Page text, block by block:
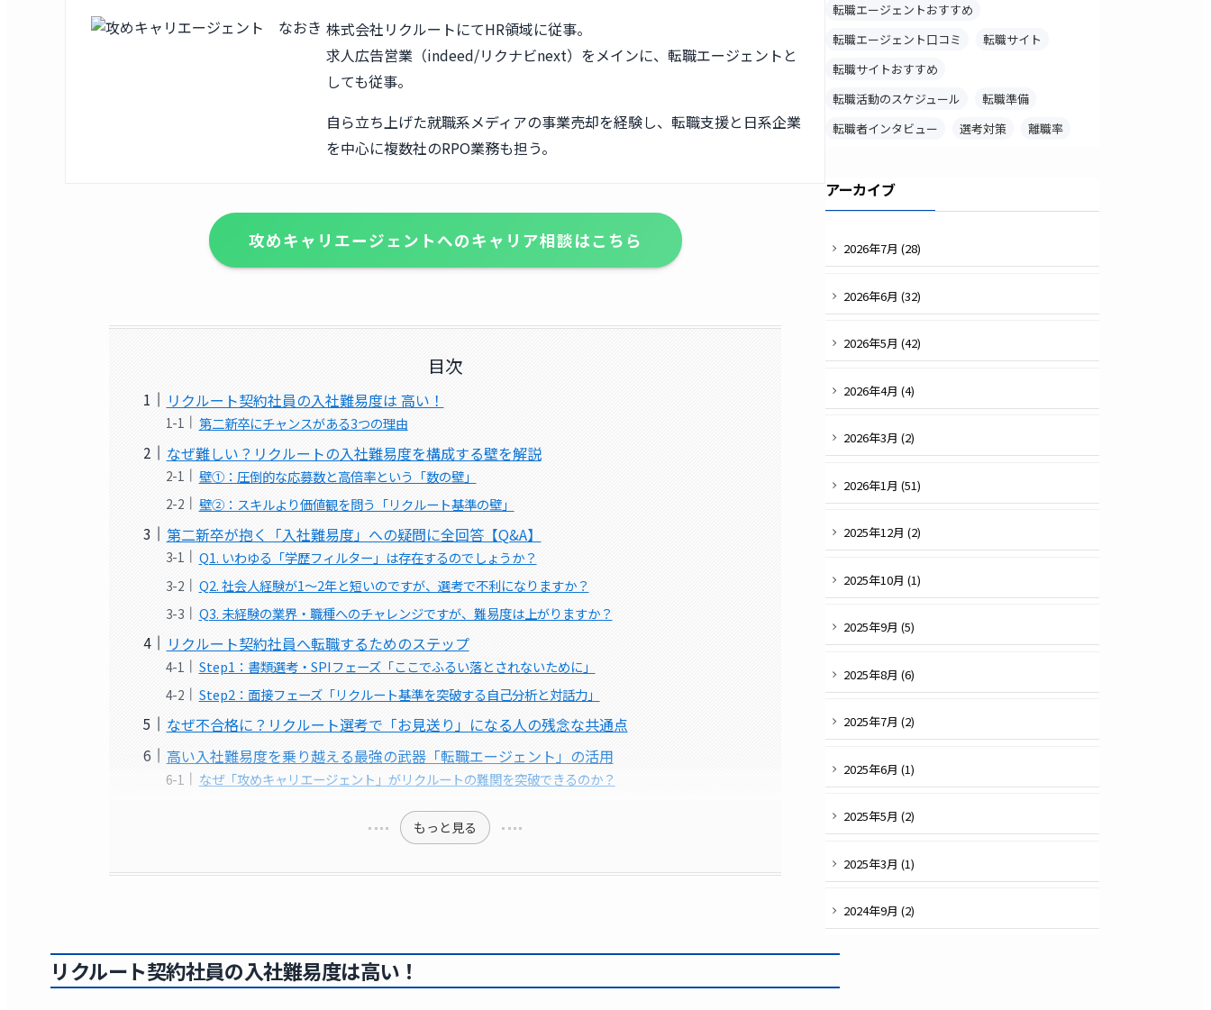
株式会社リクルートにてHR領域に従事。
求人広告営業（indeed/リクナビnext）をメインに、転職エージェントと
しても従事。
自ら立ち上げた就職系メディアの事業売却を経験し、転職支援と日系企業
を中心に複数社のRPO業務も担う。
攻めキャリエージェントへのキャリア相談はこちら
目次
リクルート契約社員の入社難易度は 高い！
第二新卒にチャンスがある3つの理由
なぜ難しい？リクルートの入社難易度を構成する壁を解説
壁①：圧倒的な応募数と高倍率という「数の壁」
壁②：スキルより価値観を問う「リクルート基準の壁」
第二新卒が抱く「入社難易度」への疑問に全回答【Q&A】
Q1. いわゆる「学歴フィルター」は存在するのでしょうか？
Q2. 社会人経験が1～2年と短いのですが、選考で不利になりますか？
Q3. 未経験の業界・職種へのチャレンジですが、難易度は上がりますか？
リクルート契約社員へ転職するためのステップ
Step1：書類選考・SPIフェーズ「ここでふるい落とされないために」
Step2：面接フェーズ「リクルート基準を突破する自己分析と対話力」
なぜ不合格に？リクルート選考で「お見送り」になる人の残念な共通点
高い入社難易度を乗り越える最強の武器「転職エージェント」の活用
なぜ「攻めキャリエージェント」がリクルートの難関を突破できるのか？
もっと見る
リクルート契約社員の入社難易度は高い！
転職エージェントおすすめ
転職エージェント口コミ
転職サイト
転職サイトおすすめ
転職活動のスケジュール
転職準備
転職者インタビュー
選考対策 離職率
アーカイブ
2026年7月 (28)
2026年6月 (32)
2026年5月 (42)
2026年4月 (4)
2026年3月 (2)
2026年1月 (51)
2025年12月 (2)
2025年10月 (1)
2025年9月 (5)
2025年8月 (6)
2025年7月 (2)
2025年6月 (1)
2025年5月 (2)
2025年3月 (1)
2024年9月 (2)